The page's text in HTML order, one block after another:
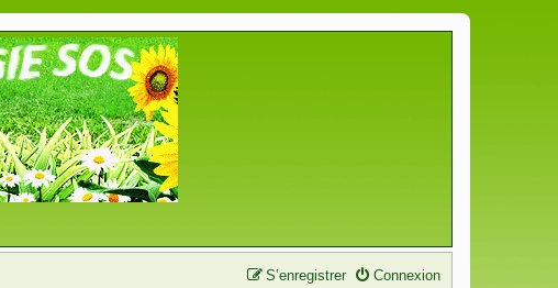
Connexion
S’enregistrer